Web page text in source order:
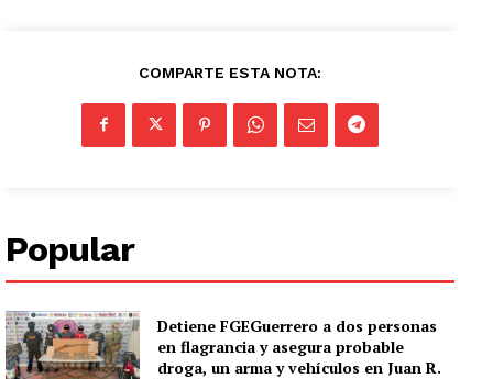
COMPARTE ESTA NOTA:
Popular
Detiene FGEGuerrero a dos personas
en flagrancia y asegura probable
droga, un arma y vehículos en Juan R.